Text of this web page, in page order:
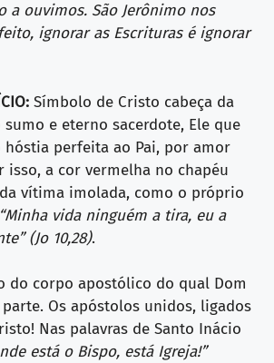
a ouvimos. São Jerônimo nos
ignorar as Escrituras é ignorar
Símbolo de Cristo cabeça da
e eterno sacerdote, Ele que
hóstia perfeita ao Pai, por amor
isso, a cor vermelha no chapéu
vítima imolada, como o próprio
“Minha vida ninguém a tira, eu a
(Jo 10,28).
do corpo apostólico do qual Dom
parte. Os apóstolos unidos, ligados
Nas palavras de Santo Inácio
está o Bispo, está Igreja!”